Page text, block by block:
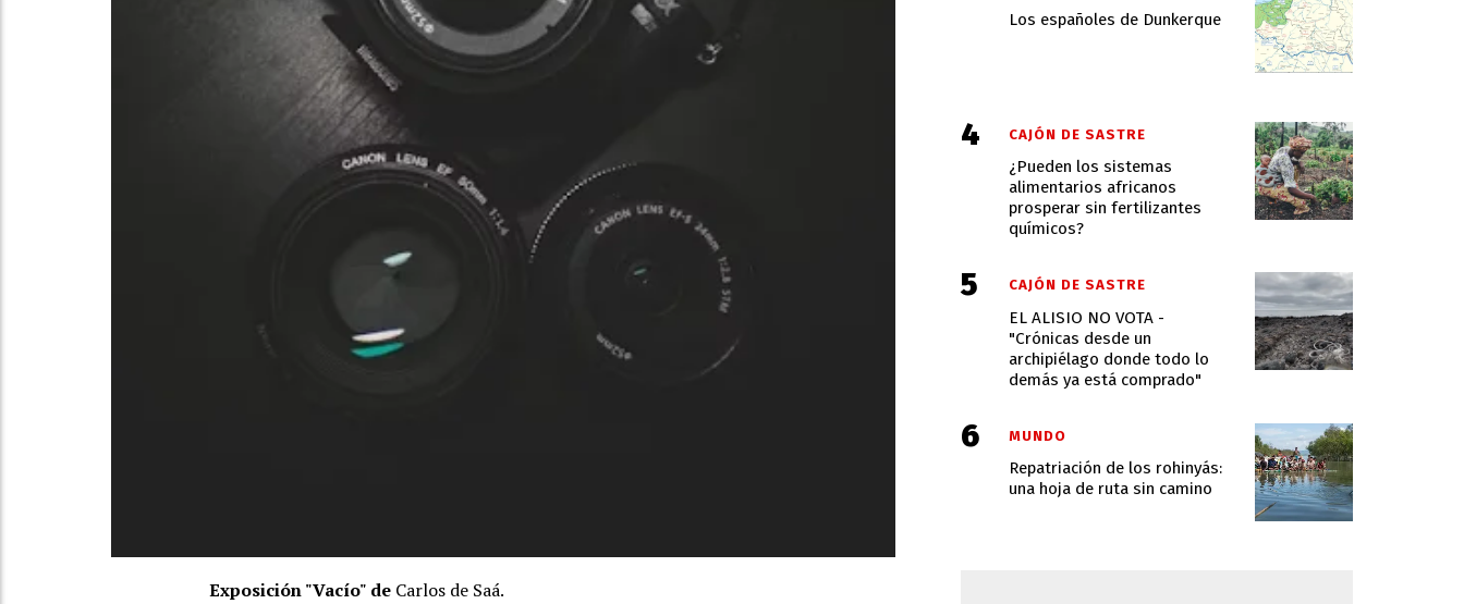
Exposición "Vacío" de Carlos de Saá.
Los españoles de Dunkerque
¿Pueden los sistemas
alimentarios africanos
prosperar sin fertilizantes
químicos?
CAJÓN DE SASTRE
EL ALISIO NO VOTA -
"Crónicas desde un
archipiélago donde todo lo
demás ya está comprado"
CAJÓN DE SASTRE
Repatriación de los rohinyás:
una hoja de ruta sin camino
MUNDO